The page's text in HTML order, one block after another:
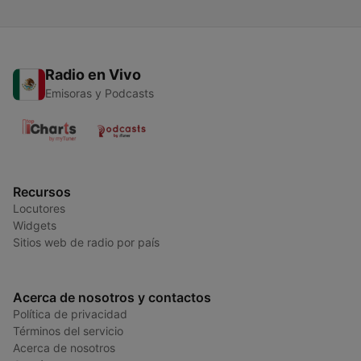
Radio en Vivo
Emisoras y Podcasts
Recursos
Locutores
Widgets
Sitios web de radio por país
Acerca de nosotros y contactos
Política de privacidad
Términos del servicio
Acerca de nosotros